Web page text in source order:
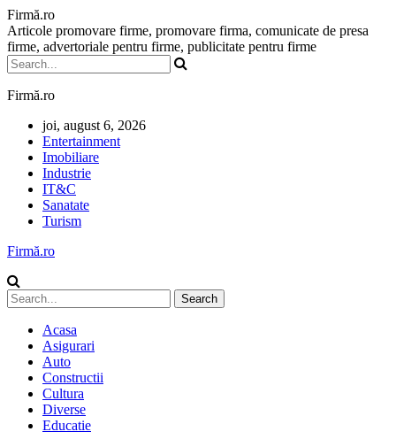
Firmă.ro
Articole promovare firme, promovare firma, comunicate de presa
firme, advertoriale pentru firme, publicitate pentru firme
Firmă.ro
joi, august 6, 2026
Entertainment
Imobiliare
Industrie
IT&C
Sanatate
Turism
Firmă.ro
Acasa
Asigurari
Auto
Constructii
Cultura
Diverse
Educatie